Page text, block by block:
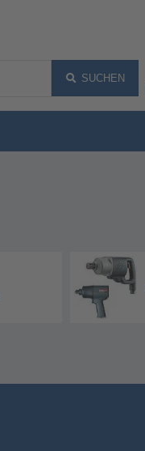
SUCHEN